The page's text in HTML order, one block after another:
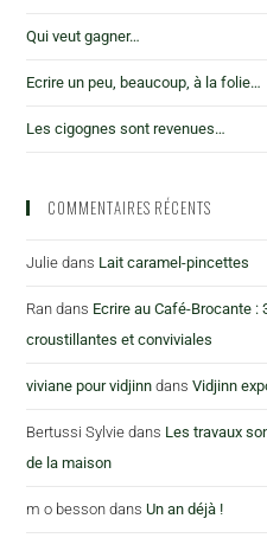
Qui veut gagner…
Ecrire un peu, beaucoup, à la folie…
Les cigognes sont revenues…
COMMENTAIRES RÉCENTS
Julie dans Lait caramel-pincettes
Ran dans Ecrire au Café-Brocante
croustillantes et conviviales
viviane pour vidjinn dansVidjinn
Bertussi Sylvie dans Les travaux
de la maison
m o besson dansUn an déjà !